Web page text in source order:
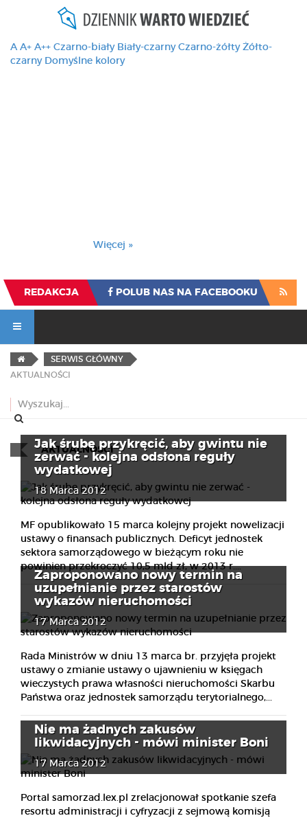
A A+ A++ Czarno-biały Biały-czarny Czarno-żółty Żółto-
czarny Domyślne kolory
Więcej »
REDAKCJA POLUB NAS NA FACEBOOKU
SERWIS GŁÓWNY
AKTUALNOŚCI
AKTUALNOŚCI
Jak śrubę przykręcić, aby gwintu nie
zerwać - kolejna odsłona reguły
wydatkowej
18 Marca 2012
MF opublikowało 15 marca kolejny projekt nowelizacji
ustawy o finansach publicznych. Deficyt jednostek
sektora samorządowego w bieżącym roku nie
powinien przekroczyć 10,5 mld zł, w 2013 r....
Zaproponowano nowy termin na
uzupełnianie przez starostów
wykazów nieruchomości
17 Marca 2012
Rada Ministrów w dniu 13 marca br. przyjęła projekt
ustawy o zmianie ustawy o ujawnieniu w księgach
wieczystych prawa własności nieruchomości Skarbu
Państwa oraz jednostek samorządu terytorialnego,...
Nie ma żadnych zakusów
likwidacyjnych - mówi minister Boni
17 Marca 2012
Portal samorzad.lex.pl zrelacjonował spotkanie szefa
resortu administracji i cyfryzacji z sejmową komisją